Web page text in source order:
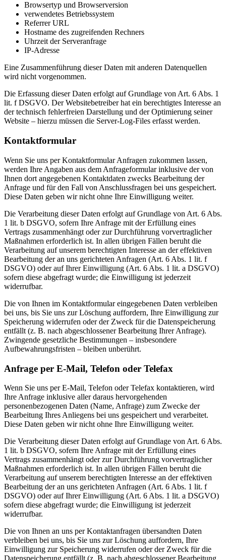
Browsertyp und Browserversion
verwendetes Betriebssystem
Referrer URL
Hostname des zugreifenden Rechners
Uhrzeit der Serveranfrage
IP-Adresse
Eine Zusammenführung dieser Daten mit anderen Datenquellen
wird nicht vorgenommen.
Die Erfassung dieser Daten erfolgt auf Grundlage von Art. 6 Abs. 1
lit. f DSGVO. Der Websitebetreiber hat ein berechtigtes Interesse an
der technisch fehlerfreien Darstellung und der Optimierung seiner
Website – hierzu müssen die Server-Log-Files erfasst werden.
Kontaktformular
Wenn Sie uns per Kontaktformular Anfragen zukommen lassen,
werden Ihre Angaben aus dem Anfrageformular inklusive der von
Ihnen dort angegebenen Kontaktdaten zwecks Bearbeitung der
Anfrage und für den Fall von Anschlussfragen bei uns gespeichert.
Diese Daten geben wir nicht ohne Ihre Einwilligung weiter.
Die Verarbeitung dieser Daten erfolgt auf Grundlage von Art. 6 Abs.
1 lit. b DSGVO, sofern Ihre Anfrage mit der Erfüllung eines
Vertrags zusammenhängt oder zur Durchführung vorvertraglicher
Maßnahmen erforderlich ist. In allen übrigen Fällen beruht die
Verarbeitung auf unserem berechtigten Interesse an der effektiven
Bearbeitung der an uns gerichteten Anfragen (Art. 6 Abs. 1 lit. f
DSGVO) oder auf Ihrer Einwilligung (Art. 6 Abs. 1 lit. a DSGVO)
sofern diese abgefragt wurde; die Einwilligung ist jederzeit
widerrufbar.
Die von Ihnen im Kontaktformular eingegebenen Daten verbleiben
bei uns, bis Sie uns zur Löschung auffordern, Ihre Einwilligung zur
Speicherung widerrufen oder der Zweck für die Datenspeicherung
entfällt (z. B. nach abgeschlossener Bearbeitung Ihrer Anfrage).
Zwingende gesetzliche Bestimmungen – insbesondere
Aufbewahrungsfristen – bleiben unberührt.
Anfrage per E-Mail, Telefon oder Telefax
Wenn Sie uns per E-Mail, Telefon oder Telefax kontaktieren, wird
Ihre Anfrage inklusive aller daraus hervorgehenden
personenbezogenen Daten (Name, Anfrage) zum Zwecke der
Bearbeitung Ihres Anliegens bei uns gespeichert und verarbeitet.
Diese Daten geben wir nicht ohne Ihre Einwilligung weiter.
Die Verarbeitung dieser Daten erfolgt auf Grundlage von Art. 6 Abs.
1 lit. b DSGVO, sofern Ihre Anfrage mit der Erfüllung eines
Vertrags zusammenhängt oder zur Durchführung vorvertraglicher
Maßnahmen erforderlich ist. In allen übrigen Fällen beruht die
Verarbeitung auf unserem berechtigten Interesse an der effektiven
Bearbeitung der an uns gerichteten Anfragen (Art. 6 Abs. 1 lit. f
DSGVO) oder auf Ihrer Einwilligung (Art. 6 Abs. 1 lit. a DSGVO)
sofern diese abgefragt wurde; die Einwilligung ist jederzeit
widerrufbar.
Die von Ihnen an uns per Kontaktanfragen übersandten Daten
verbleiben bei uns, bis Sie uns zur Löschung auffordern, Ihre
Einwilligung zur Speicherung widerrufen oder der Zweck für die